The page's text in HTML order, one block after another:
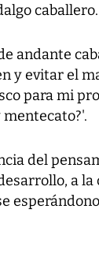
caballero.
andante
y evitar el
para mi
mentecato?'.
del
a la